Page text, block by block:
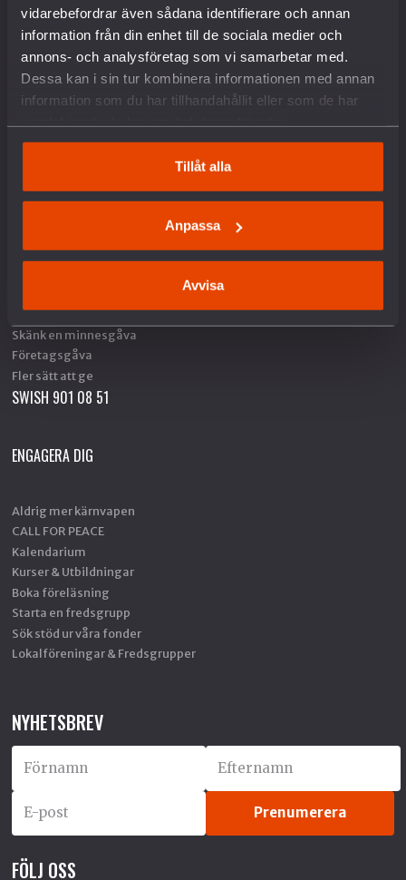
vidarebefordrar även sådana identifierare och annan
information från din enhet till de sociala medier och
annons- och analysföretag som vi samarbetar med.
Dessa kan i sin tur kombinera informationen med annan
information som du har tillhandahållit eller som de har
Tillåt alla
Anpassa
Avvisa
Militäravtalet med USA (DCA)
Rysslands krig i Ukraina
Situationen i Palestina och Israel
Hållbar fred och säkerhet
Fredstidningen PAX
STÖD OSS
Bli medlem
Gåvobevis
Skänk en minnesgåva
Företagsgåva
Fler sätt att ge
SWISH 901 08 51
ENGAGERA DIG
Aldrig mer kärnvapen
CALL FOR PEACE
Kalendarium
Kurser & Utbildningar
Boka föreläsning
Starta en fredsgrupp
Sök stöd ur våra fonder
Lokalföreningar & Fredsgrupper
NYHETSBREV
FÖLJ OSS